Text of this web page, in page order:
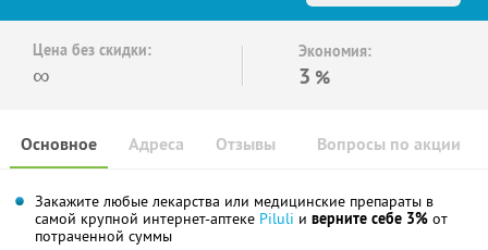
Цена без скидки:
∞
Экономия:
3 %
Основное Отзывы Вопросы по акции
Адреса
Закажите любые лекарства или медицинские препараты в
самой крупной интернет-аптеке Piluli и верните себе 3% от
потраченной суммы